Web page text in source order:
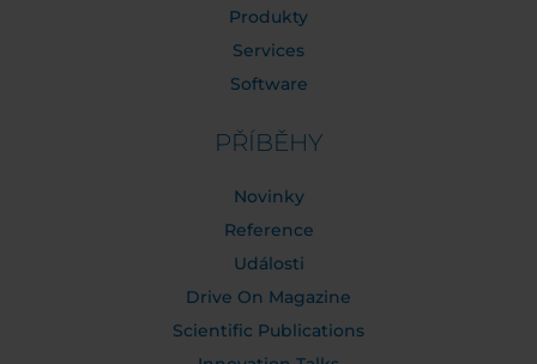
Produkty
Services
Software
PŘÍBĚHY
Novinky
Reference
Události
Drive On Magazine
Scientific Publications